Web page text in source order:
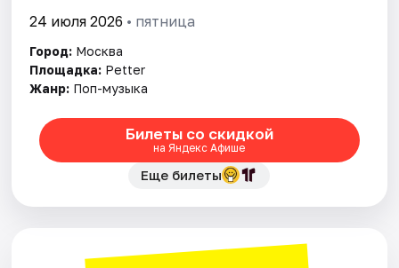
Артисты
Рейтинги
24 июля 2026 • пятница
Город: Москва
Площадка: Petter
Жанр: Поп-музыка
Билеты со скидкой
на Яндекс Афише
Еще билеты